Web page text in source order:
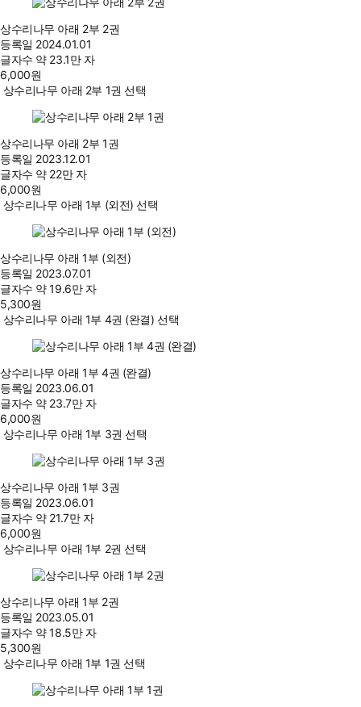
상수리나무 아래 2부 2권
등록일 2024.01.01
글자수 약 23.1만 자
6,000원
상수리나무 아래 2부 1권 선택
상수리나무 아래 2부 1권
등록일 2023.12.01
글자수 약 22만 자
6,000원
상수리나무 아래 1부 (외전) 선택
상수리나무 아래 1부 (외전)
등록일 2023.07.01
글자수 약 19.6만 자
5,300원
상수리나무 아래 1부 4권 (완결) 선택
상수리나무 아래 1부 4권 (완결)
등록일 2023.06.01
글자수 약 23.7만 자
6,000원
상수리나무 아래 1부 3권 선택
상수리나무 아래 1부 3권
등록일 2023.06.01
글자수 약 21.7만 자
6,000원
상수리나무 아래 1부 2권 선택
상수리나무 아래 1부 2권
등록일 2023.05.01
글자수 약 18.5만 자
5,300원
상수리나무 아래 1부 1권 선택